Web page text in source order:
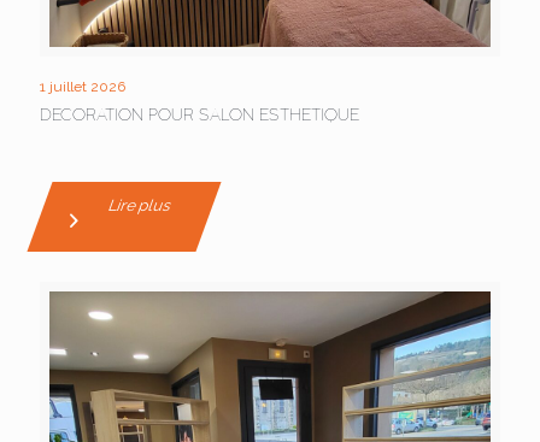
1 juillet 2026
DECORATION POUR SALON ESTHETIQUE
Lire plus